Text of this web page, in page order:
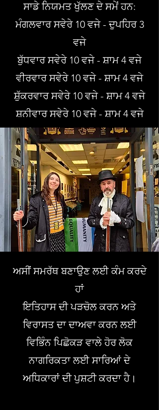
ਸਾਡੇ ਨਿਯਮਤ ਖੁੱਲਣ ਦੇ ਸਮੇਂ ਹਨ:
ਮੰਗਲਵਾਰ ਸਵੇਰੇ 10 ਵਜੇ - ਦੁਪਹਿਰ 3
ਵਜੇ
ਬੁੱਧਵਾਰ ਸਵੇਰੇ 10 ਵਜੇ - ਸ਼ਾਮ 4 ਵਜੇ
ਵੀਰਵਾਰ ਸਵੇਰੇ 10 ਵਜੇ - ਸ਼ਾਮ 4 ਵਜੇ
ਸ਼ੁੱਕਰਵਾਰ ਸਵੇਰੇ 10 ਵਜੇ - ਸ਼ਾਮ 4 ਵਜੇ
ਸ਼ਨੀਵਾਰ ਸਵੇਰੇ 10 ਵਜੇ - ਸ਼ਾਮ 4 ਵਜੇ
ਅਸੀਂ ਸਮਰੱਥ ਬਣਾਉਣ ਲਈ ਕੰਮ ਕਰਦੇ
ਹਾਂ
ਇਤਿਹਾਸ ਦੀ ਪੜਚੋਲ ਕਰਨ ਅਤੇ
ਵਿਰਾਸਤ ਦਾ ਦਾਅਵਾ ਕਰਨ ਲਈ
ਵਿਭਿੰਨ ਪਿਛੋਕੜ ਵਾਲੇ ਹੋਰ ਲੋਕ
ਨਾਗਰਿਕਤਾ ਲਈ ਸਾਰਿਆਂ ਦੇ
ਅਧਿਕਾਰਾਂ ਦੀ ਪੁਸ਼ਟੀ ਕਰਦਾ ਹੈ।